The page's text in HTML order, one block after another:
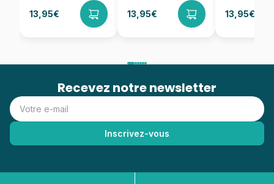
13,95€ 13,95€ 13,95€
Recevez notre newsletter